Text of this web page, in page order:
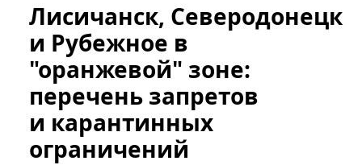
Лисичанск, Северодонецк
и Рубежное в
"оранжевой" зоне:
перечень запретов
и карантинных
ограничений